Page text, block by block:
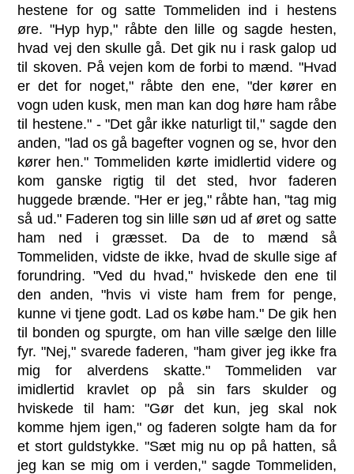
hestene for og satte Tommeliden ind i hestens
øre. "Hyp hyp," råbte den lille og sagde hesten,
hvad vej den skulle gå. Det gik nu i rask galop ud
til skoven. På vejen kom de forbi to mænd. "Hvad
er det for noget," råbte den ene, "der kører en
vogn uden kusk, men man kan dog høre ham råbe
til hestene." - "Det går ikke naturligt til," sagde den
anden, "lad os gå bagefter vognen og se, hvor den
kører hen." Tommeliden kørte imidlertid videre og
kom ganske rigtig til det sted, hvor faderen
huggede brænde. "Her er jeg," råbte han, "tag mig
så ud." Faderen tog sin lille søn ud af øret og satte
ham ned i græsset. Da de to mænd så
Tommeliden, vidste de ikke, hvad de skulle sige af
forundring. "Ved du hvad," hviskede den ene til
den anden, "hvis vi viste ham frem for penge,
kunne vi tjene godt. Lad os købe ham." De gik hen
til bonden og spurgte, om han ville sælge den lille
fyr. "Nej," svarede faderen, "ham giver jeg ikke fra
mig for alverdens skatte." Tommeliden var
imidlertid kravlet op på sin fars skulder og
hviskede til ham: "Gør det kun, jeg skal nok
komme hjem igen," og faderen solgte ham da for
et stort guldstykke. "Sæt mig nu op på hatten, så
jeg kan se mig om i verden," sagde Tommeliden,